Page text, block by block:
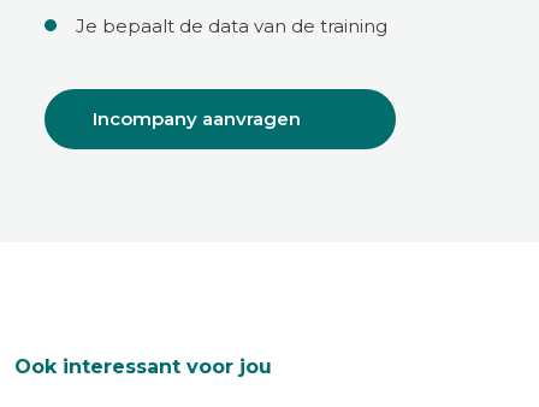
Je bepaalt de data van de training
Incompany aanvragen
Ook interessant voor jou